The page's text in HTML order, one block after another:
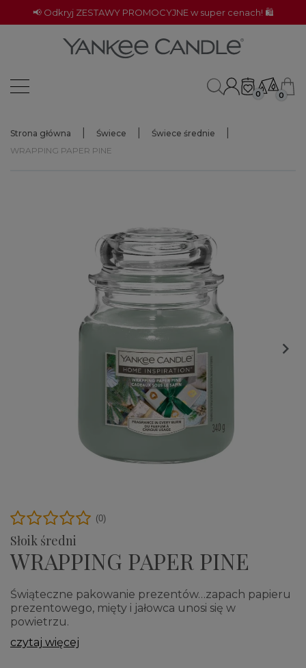
📢 Odkryj ZESTAWY PROMOCYJNE w super cenach! 🛍️
0 0
Strona główna Świece
Świece średnie
WRAPPING PAPER PINE

Słoik średni
WRAPPING PAPER PINE
(0)
Świąteczne pakowanie prezentów…zapach papieru
prezentowego, mięty i jałowca unosi się w
powietrzu.
czytaj więcej